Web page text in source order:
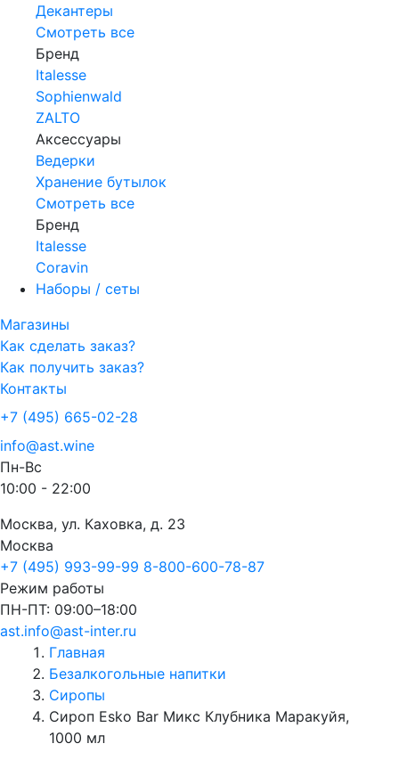
Декантеры
Смотреть все
Бренд
Italesse
Sophienwald
ZALTO
Аксессуары
Ведерки
Хранение бутылок
Смотреть все
Бренд
Italesse
Coravin
Наборы / сеты
Магазины
Как сделать заказ?
Как получить заказ?
Контакты
+7 (495) 665-02-28
info@ast.wine
Пн-Вс
10:00 - 22:00
Москва, ул. Каховка, д. 23
Москва
+7 (495) 993-99-99 8-800-600-78-87
Режим работы
ПН-ПТ: 09:00–18:00
ast.info@ast-inter.ru
Главная
Безалкогольные напитки
Сиропы
Сироп Esko Bar Микс Клубника Маракуйя,
1000 мл